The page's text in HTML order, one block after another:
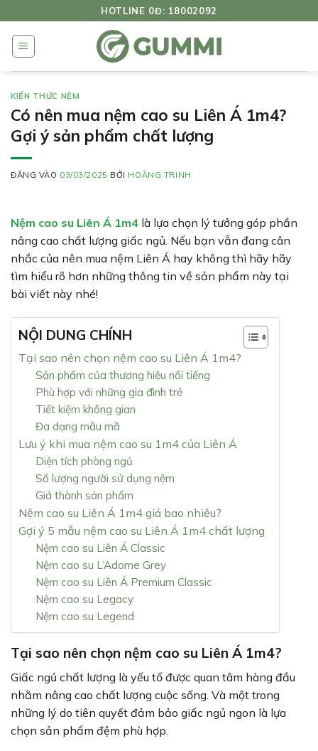
qua
dung
HOTLINE 0Đ: 18002092
KIẾN THỨC NỆM
Có nên mua nệm cao su Liên Á 1m4?
Gợi ý sản phẩm chất lượng
ĐĂNG VÀO 03/03/2025 BỞI HOÀNG TRINH
Nệm cao su Liên Á 1m4 là lựa chọn lý tưởng góp phần
nâng cao chất lượng giấc ngủ. Nếu bạn vẫn đang cân
nhắc của nên mua nệm Liên Á hay không thì hãy hãy
tìm hiểu rõ hơn những thông tin về sản phẩm này tại
bài viết này nhé!
NỘI DUNG CHÍNH
Tại sao nên chọn nệm cao su Liên Á 1m4?
Sản phẩm của thương hiệu nổi tiếng
Phù hợp với những gia đình trẻ
Tiết kiệm không gian
Đa dạng mẫu mã
Lưu ý khi mua nệm cao su 1m4 của Liên Á
Diện tích phòng ngủ
Số lượng người sử dụng nệm
Giá thành sản phẩm
Nệm cao su Liên Á 1m4 giá bao nhiêu?
Gợi ý 5 mẫu nệm cao su Liên Á 1m4 chất lượng
Nệm cao su Liên Á Classic
Nệm cao su L’Adome Grey
Nệm cao su Liên Á Premium Classic
Nệm cao su Legacy
Nệm cao su Legend
Tại sao nên chọn nệm cao su Liên Á 1m4?
Giấc ngủ chất lượng là yếu tố được quan tâm hàng đầu
nhằm nâng cao chất lượng cuộc sống. Và một trong
những lý do tiên quyết đảm bảo giấc ngủ ngon là lựa
chọn sản phẩm đệm phù hợp.